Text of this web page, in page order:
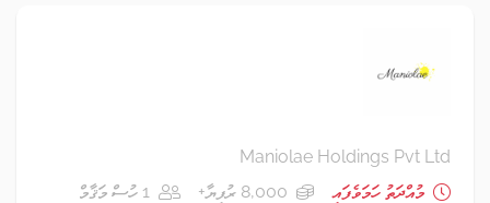
Maniolae Holdings Pvt Ltd
މުއްދަތު ހަމަވެފައި
8,000 ރުފިޔާ+ 1 ހުސް މަޤާމް